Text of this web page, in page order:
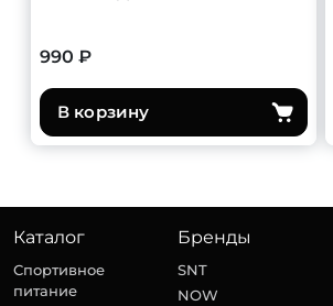
990 ₽
В корзину
Каталог
Спортивное
питание
Бренды
SNT
NOW